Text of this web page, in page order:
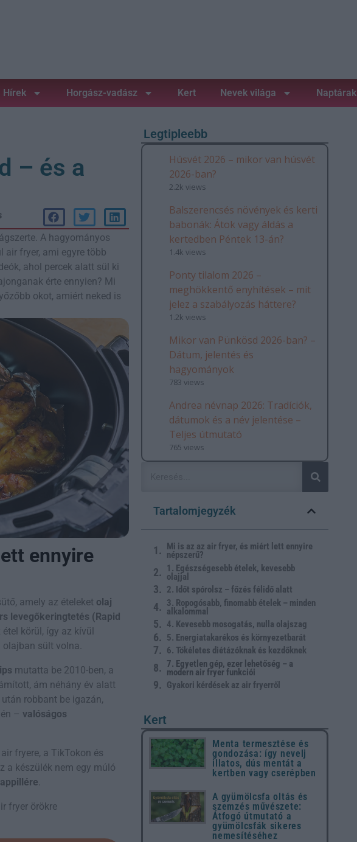
Hírek Horgász-vadász Kert Nevek világa Naptárak
– és a
A hagyományos
air fryer, ami egyre több
ahol percek alatt sül ki
érte ennyien? Mi
okot, amiért neked is
ennyire
amely az ételeket olaj
levegőkeringtetés (Rapid
körül, így az kívül
sült volna.
mutatta be 2010-ben, a
ám néhány év alatt
robbant be igazán,
– valóságos
fryere, a TikTokon és
a készülék nem egy múló
fryer örökre
Legtipleebb
Húsvét 2026 – mikor van húsvét
2026-ban?
2.2k views
Balszerencsés növények és kerti
babonák: Átok vagy áldás a
kertedben Péntek 13-án?
1.4k views
Ponty tilalom 2026 –
meghökkentő enyhítések – mit
jelez a szabályozás háttere?
1.2k views
Mikor van Pünkösd 2026-ban? –
Dátum, jelentés és
hagyományok
783 views
Andrea névnap 2026: Tradíciók,
dátumok és a név jelentése –
Teljes útmutató
765 views
Tartalomjegyzék
Mi is az az air fryer, és miért lett ennyire
népszerű?
1. Egészségesebb ételek, kevesebb
olajjal
2. Időt spórolsz – főzés félidő alatt
3. Ropogósabb, finomabb ételek – minden
alkalommal
4. Kevesebb mosogatás, nulla olajszag
5. Energiatakarékos és környezetbarát
6. Tökéletes diétázóknak és kezdőknek
7. Egyetlen gép, ezer lehetőség – a
modern air fryer funkciói
Gyakori kérdések az air fryerről
Kert
Menta termesztése és
gondozása: így nevelj
illatos, dús mentát a
kertben vagy cserépben
A gyümölcsfa oltás és
szemzés művészete:
Átfogó útmutató a
gyümölcsfák sikeres
nemesítéséhez